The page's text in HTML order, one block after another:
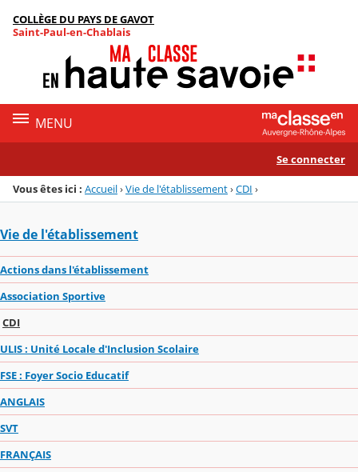
Menu de la rubrique
Contenu
COLLÈGE DU PAYS DE GAVOT
Saint-Paul-en-Chablais
MENU
Se connecter
Vous êtes ici : Accueil›Vie de l'établissement›CDI ›
Vie de l'établissement
Actions dans l'établissement
Association Sportive
CDI
ULIS : Unité Locale d'Inclusion Scolaire
FSE : Foyer Socio Educatif
ANGLAIS
SVT
FRANÇAIS